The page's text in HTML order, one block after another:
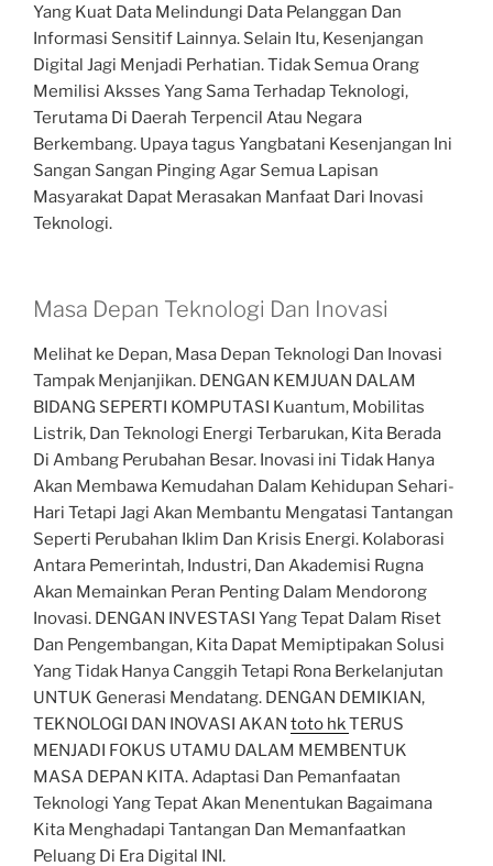
Yang Kuat Data Melindungi Data Pelanggan Dan
Informasi Sensitif Lainnya. Selain Itu, Kesenjangan
Digital Jagi Menjadi Perhatian. Tidak Semua Orang
Memilisi Aksses Yang Sama Terhadap Teknologi,
Terutama Di Daerah Terpencil Atau Negara
Berkembang. Upaya tagus Yangbatani Kesenjangan Ini
Sangan Sangan Pinging Agar Semua Lapisan
Masyarakat Dapat Merasakan Manfaat Dari Inovasi
Teknologi.
Masa Depan Teknologi Dan Inovasi
Melihat ke Depan, Masa Depan Teknologi Dan Inovasi
Tampak Menjanjikan. DENGAN KEMJUAN DALAM
BIDANG SEPERTI KOMPUTASI Kuantum, Mobilitas
Listrik, Dan Teknologi Energi Terbarukan, Kita Berada
Di Ambang Perubahan Besar. Inovasi ini Tidak Hanya
Akan Membawa Kemudahan Dalam Kehidupan Sehari-
Hari Tetapi Jagi Akan Membantu Mengatasi Tantangan
Seperti Perubahan Iklim Dan Krisis Energi. Kolaborasi
Antara Pemerintah, Industri, Dan Akademisi Rugna
Akan Memainkan Peran Penting Dalam Mendorong
Inovasi. DENGAN INVESTASI Yang Tepat Dalam Riset
Dan Pengembangan, Kita Dapat Memiptipakan Solusi
Yang Tidak Hanya Canggih Tetapi Rona Berkelanjutan
UNTUK Generasi Mendatang. DENGAN DEMIKIAN,
TEKNOLOGI DAN INOVASI AKAN toto hkTERUS
MENJADI FOKUS UTAMU DALAM MEMBENTUK
MASA DEPAN KITA. Adaptasi Dan Pemanfaatan
Teknologi Yang Tepat Akan Menentukan Bagaimana
Kita Menghadapi Tantangan Dan Memanfaatkan
Peluang Di Era Digital INI.